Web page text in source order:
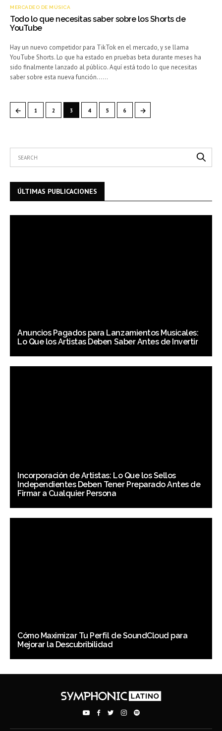
MERCADEO DE MÚSICA
Todo lo que necesitas saber sobre los Shorts de
YouTube
Hay un nuevo competidor para TikTok en el mercado, y se llama
YouTube Shorts. Lo que ha estado en pruebas beta durante meses ha
sido finalmente lanzado al público. Aquí está todo lo que necesitas
saber sobre esta nueva función……
← 1 2 3 4 5 6 →
ÚLTIMAS PUBLICACIONES
Anuncios Pagados para Lanzamientos Musicales:
Lo Que los Artistas Deben Saber Antes de Invertir
Incorporación de Artistas: Lo Que los Sellos
Independientes Deben Tener Preparado Antes de
Firmar a Cualquier Persona
Cómo Maximizar Tu Perfil de SoundCloud para
Mejorar la Descubribilidad